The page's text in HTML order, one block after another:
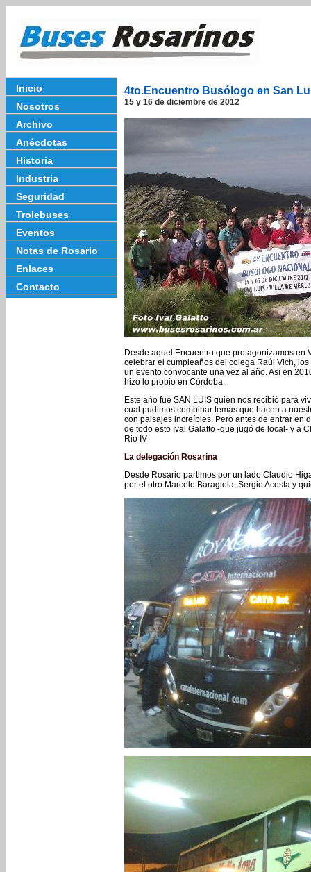
Inicio
Nosotros
Archivo
Anécdotas
Historia
Industria
Seguridad
Trolebuses
Eventos
Notas de Rosario
Enlaces
Contacto
4to.Encuentro Busólogo en San
15 y 16 de diciembre de 2012
Desde aquel Encuentro que protagonizamos en
celebrar el cumpleaños del colega Raúl Vich,
un evento convocante una vez al año. Así en
hizo lo propio en Córdoba.
Este año fué SAN LUIS quién nos recibió para
cual pudimos combinar temas que hacen a
con paisajes increíbles. Pero antes de entrar en
de todo esto Ival Galatto -que jugó de local- y a
Rio IV-
La delegación Rosarina
Desde Rosario partimos por un lado Claudio
por el otro Marcelo Baragiola, Sergio Acosta y